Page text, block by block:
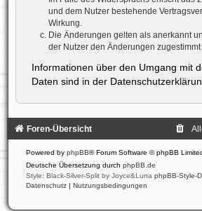
und dem Nutzer bestehende
Wirkung.
Die Änderungen gelten als anerkannt
der Nutzer den Änderungen zugestimmt
Informationen über den Umgang mit
Daten sind in der
Foren-Übersicht
Powered by phpBB® Forum Software © phpBB
Deutsche Übersetzung durch phpBB.de
Style: Black-Silver-Split by Joyce&Luna phpBB-Style-
Datenschutz | Nutzungsbedingungen